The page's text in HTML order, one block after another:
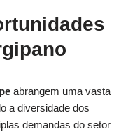
abrangem uma vasta
a diversidade dos
demandas do setor